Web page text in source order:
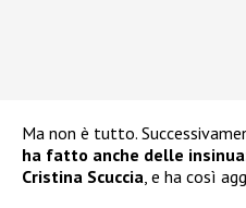
Ma non è tutto.
ha fatto anche delle
Cristina Scuccia, e ha così